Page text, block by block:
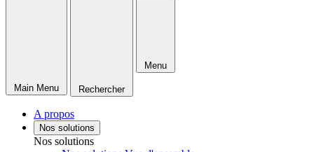
Main Menu Rechercher
Menu
A propos
Nos solutions
Nos solutions